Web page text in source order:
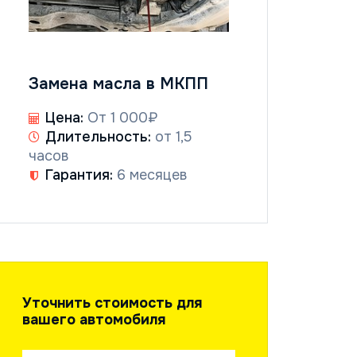
Замена масла в МКПП
Цена: От 1 000₽
Длительность: от 1,5
часов
Гарантия: 6 месяцев
Уточнить стоимость для
вашего автомобиля